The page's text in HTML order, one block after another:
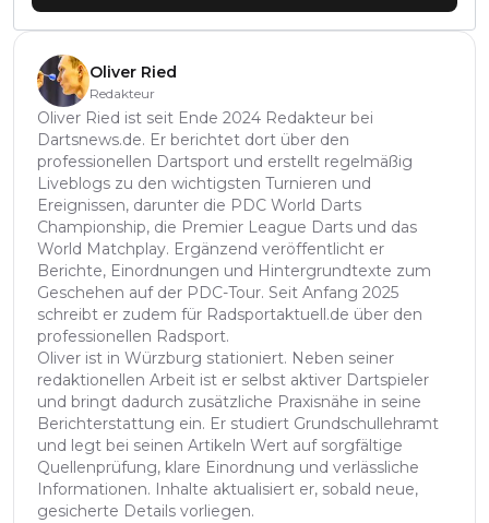
Oliver Ried
Redakteur
Oliver Ried ist seit Ende 2024 Redakteur bei
Dartsnews.de. Er berichtet dort über den
professionellen Dartsport und erstellt regelmäßig
Liveblogs zu den wichtigsten Turnieren und
Ereignissen, darunter die PDC World Darts
Championship, die Premier League Darts und das
World Matchplay. Ergänzend veröffentlicht er
Berichte, Einordnungen und Hintergrundtexte zum
Geschehen auf der PDC-Tour. Seit Anfang 2025
schreibt er zudem für Radsportaktuell.de über den
professionellen Radsport.
Oliver ist in Würzburg stationiert. Neben seiner
redaktionellen Arbeit ist er selbst aktiver Dartspieler
und bringt dadurch zusätzliche Praxisnähe in seine
Berichterstattung ein. Er studiert Grundschullehramt
und legt bei seinen Artikeln Wert auf sorgfältige
Quellenprüfung, klare Einordnung und verlässliche
Informationen. Inhalte aktualisiert er, sobald neue,
gesicherte Details vorliegen.